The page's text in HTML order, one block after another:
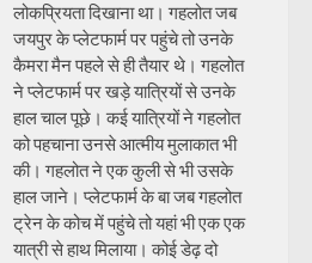
लोकप्रियता दिखाना था। गहलोत जब
जयपुर के प्लेटफार्म पर पहुंचे तो उनके
कैमरा मैन पहले से ही तैयार थे। गहलोत
ने प्लेटफार्म पर खड़े यात्रियों से उनके
हाल चाल पूछे। कई यात्रियों ने गहलोत
को पहचाना उनसे आत्मीय मुलाकात भी
की। गहलोत ने एक कुली से भी उसके
हाल जाने। प्लेटफार्म के बा जब गहलोत
ट्रेन के कोच में पहुंचे तो यहां भी एक एक
यात्री से हाथ मिलाया। कोई डेढ़ दो